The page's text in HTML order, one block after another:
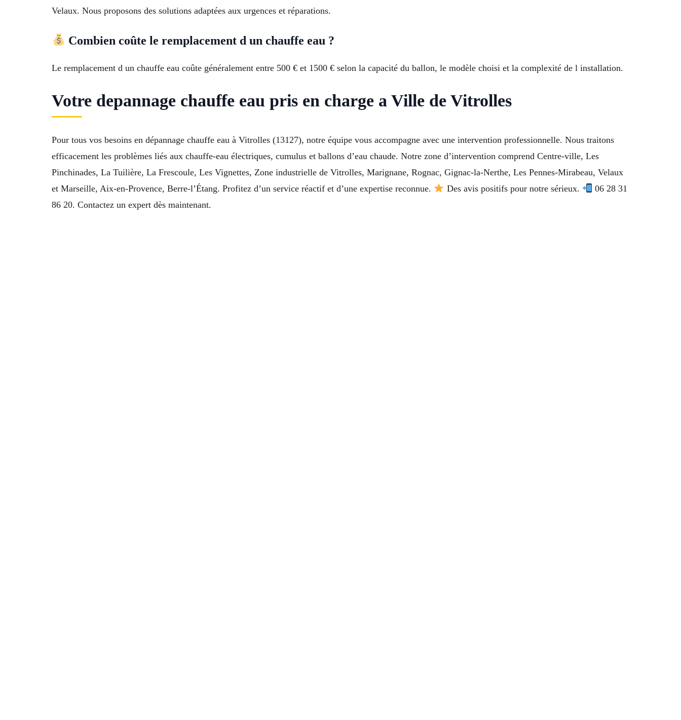
Velaux. Nous proposons des solutions adaptées aux urgences et réparations.
Combien coûte le remplacement d un chauffe eau ?
Le remplacement d un chauffe eau coûte généralement entre 500 € et 1500 € selon la capacité du ballon, le modèle choisi et la complexité de l installation.
Votre depannage chauffe eau pris en charge a Ville de Vitrolles
Pour tous vos besoins en dépannage chauffe eau à Vitrolles (13127), notre équipe vous accompagne avec une intervention professionnelle. Nous traitons
efficacement les problèmes liés aux chauffe-eau électriques, cumulus et ballons d’eau chaude. Notre zone d’intervention comprend Centre-ville, Les
Pinchinades, La Tuilière, La Frescoule, Les Vignettes, Zone industrielle de Vitrolles, Marignane, Rognac, Gignac-la-Nerthe, Les Pennes-Mirabeau, Velaux
et Marseille, Aix-en-Provence, Berre-l’Étang. Profitez d’un service réactif et d’une expertise reconnue.
Des avis positifs pour notre sérieux.
06 28 31
86 20. Contactez un expert dès maintenant.